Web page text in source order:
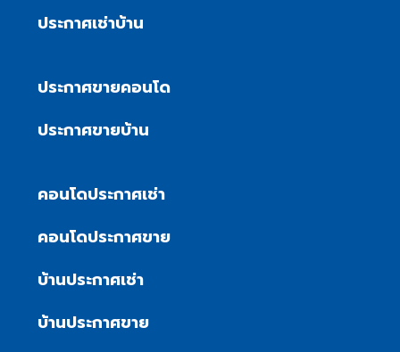
ประกาศเช่าบ้าน
ประกาศขายคอนโด
ประกาศขายบ้าน
คอนโดประกาศเช่า
คอนโดประกาศขาย
บ้านประกาศเช่า
บ้านประกาศขาย